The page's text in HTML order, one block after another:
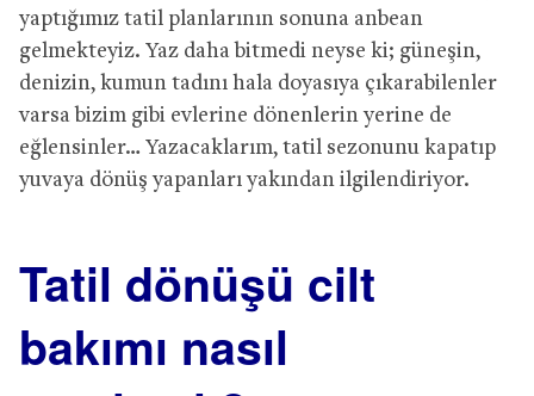
yaptığımız tatil planlarının sonuna anbean
gelmekteyiz. Yaz daha bitmedi neyse ki; güneşin,
denizin, kumun tadını hala doyasıya çıkarabilenler
varsa bizim gibi evlerine dönenlerin yerine de
eğlensinler… Yazacaklarım, tatil sezonunu kapatıp
yuvaya dönüş yapanları yakından ilgilendiriyor.
Tatil dönüşü cilt
bakımı nasıl